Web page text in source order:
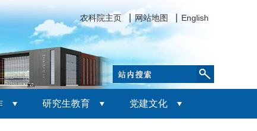
农科院主页 网站地图 English
研究生教育 党建文化